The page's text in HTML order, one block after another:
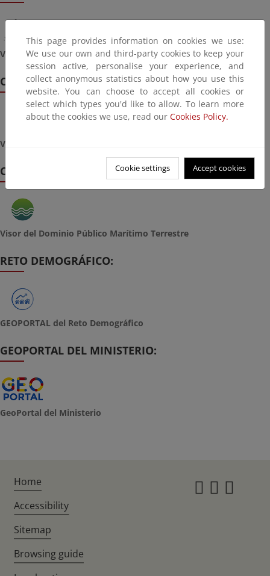
Visor del Banco de Datos de la Naturaleza
CALIDAD Y EVALUACIÓN AMBIENTAL:
Visor de Calidad del aire
COSTAS Y MEDIO MARINO:
Visor del Dominio Público Marítimo Terrestre
RETO DEMOGRÁFICO:
GEOPORTAL del Reto Demográfico
GEOPORTAL DEL MINISTERIO:
GeoPortal del Ministerio
This page provides information on cookies we use:
We use our own and third-party cookies to keep your
session active, personalise your experience, and
collect anonymous statistics about how you use this
website. You can choose to accept all cookies or
select which types you'd like to allow. To learn more
about the cookies we use, read our Cookies Policy.
Cookie settings Accept cookies
Home
Accessibility
Sitemap
Browsing guide